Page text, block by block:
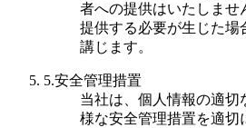
者への提供はいたしませ
提供する必要が生じた場
講じます。
5.安全管理措置
当社は、個人情報の適
様な安全管理措置を適切